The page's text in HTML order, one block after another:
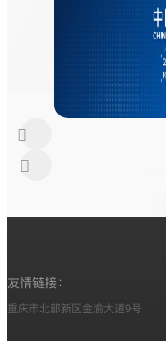
友情链接：
重庆市北部新区金渝大道9号